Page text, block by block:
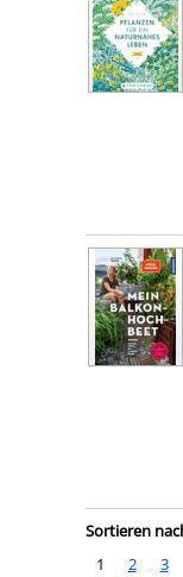
Zu den
Sortieren
1
2 3